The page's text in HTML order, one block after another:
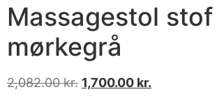
Massagestol stof
mørkegrå
2,082.00kr. 1,700.00 kr.